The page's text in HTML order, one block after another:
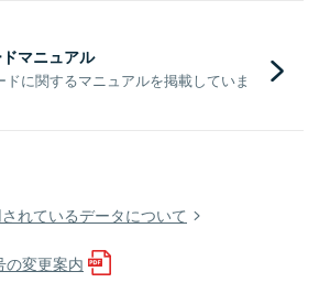
マニュアル
に関するマニュアルを掲載していま
れているデータについて
の変更案内